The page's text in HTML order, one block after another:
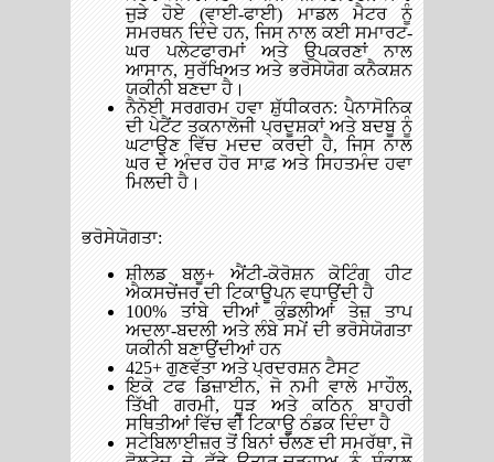
ਜੁੜੇ ਹੋਏ (ਵਾਈ-ਫਾਈ) ਮਾਡਲ ਮੈਟਰ ਨੂੰ
ਸਮਰਥਨ ਦਿੰਦੇ ਹਨ, ਜਿਸ ਨਾਲ ਕਈ ਸਮਾਰਟ-
ਘਰ ਪਲੇਟਫਾਰਮਾਂ ਅਤੇ ਉਪਕਰਣਾਂ ਨਾਲ
ਆਸਾਨ, ਸੁਰੱਖਿਅਤ ਅਤੇ ਭਰੋਸੇਯੋਗ ਕਨੈਕਸ਼ਨ
ਯਕੀਨੀ ਬਣਦਾ ਹੈ।
ਨੈਨੋਈ ਸਰਗਰਮ ਹਵਾ ਸ਼ੁੱਧੀਕਰਨ: ਪੈਨਾਸੋਨਿਕ
ਦੀ ਪੇਟੈਂਟ ਤਕਨਾਲੋਜੀ ਪ੍ਰਦੂਸ਼ਕਾਂ ਅਤੇ ਬਦਬੂ ਨੂੰ
ਘਟਾਉਣ ਵਿੱਚ ਮਦਦ ਕਰਦੀ ਹੈ, ਜਿਸ ਨਾਲ
ਘਰ ਦੇ ਅੰਦਰ ਹੋਰ ਸਾਫ਼ ਅਤੇ ਸਿਹਤਮੰਦ ਹਵਾ
ਮਿਲਦੀ ਹੈ।
ਭਰੋਸੇਯੋਗਤਾ:
ਸ਼ੀਲਡ ਬਲੂ+ ਐਂਟੀ-ਕੋਰੋਸ਼ਨ ਕੋਟਿੰਗ ਹੀਟ
ਐਕਸਚੇਂਜਰ ਦੀ ਟਿਕਾਊਪਨ ਵਧਾਉਂਦੀ ਹੈ
100% ਤਾਂਬੇ ਦੀਆਂ ਕੁੰਡਲੀਆਂ ਤੇਜ਼ ਤਾਪ
ਅਦਲਾ-ਬਦਲੀ ਅਤੇ ਲੰਬੇ ਸਮੇਂ ਦੀ ਭਰੋਸੇਯੋਗਤਾ
ਯਕੀਨੀ ਬਣਾਉਂਦੀਆਂ ਹਨ
425+ ਗੁਣਵੱਤਾ ਅਤੇ ਪ੍ਰਦਰਸ਼ਨ ਟੈਸਟ
ਇਕੋ ਟਫ ਡਿਜ਼ਾਈਨ, ਜੋ ਨਮੀ ਵਾਲੇ ਮਾਹੌਲ,
ਤਿੱਖੀ ਗਰਮੀ, ਧੂੜ ਅਤੇ ਕਠਿਨ ਬਾਹਰੀ
ਸਥਿਤੀਆਂ ਵਿੱਚ ਵੀ ਟਿਕਾਊ ਠੰਡਕ ਦਿੰਦਾ ਹੈ
ਸਟੇਬਿਲਾਈਜ਼ਰ ਤੋਂ ਬਿਨਾਂ ਚੱਲਣ ਦੀ ਸਮਰੱਥਾ, ਜੋ